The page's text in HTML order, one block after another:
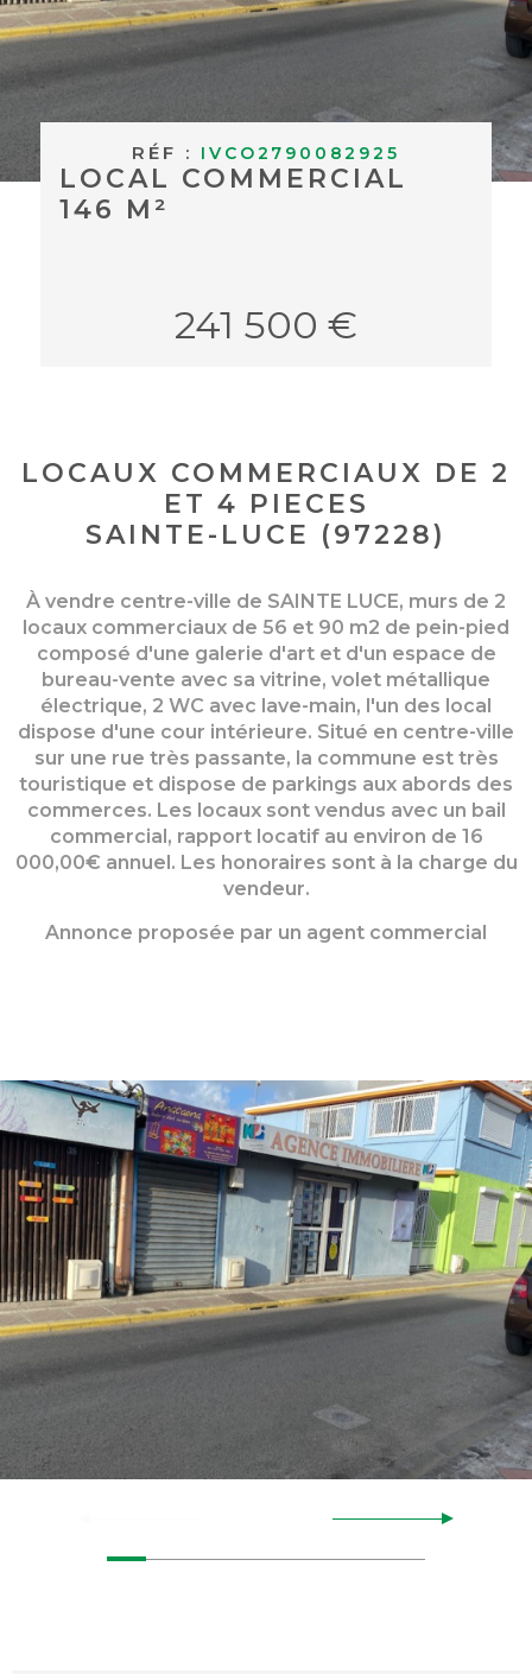
ACHETER À
ACTUALITÉS
RÉF : IVCO2790082925
LOCAL COMMERCIAL
146 M²
241 500 €
LOCAUX COMMERCIAUX DE 2
ET 4 PIECES
SAINTE-LUCE (97228)
À vendre centre-ville de SAINTE LUCE, murs de 2
locaux commerciaux de 56 et 90 m2 de pein-pied
composé d'une galerie d'art et d'un espace de
bureau-vente avec sa vitrine, volet métallique
électrique, 2 WC avec lave-main, l'un des local
dispose d'une cour intérieure. Situé en centre-ville
sur une rue très passante, la commune est très
touristique et dispose de parkings aux abords des
commerces. Les locaux sont vendus avec un bail
commercial, rapport locatif au environ de 16
000,00€ annuel. Les honoraires sont à la charge du
vendeur.
Annonce proposée par un agent commercial
BUDGET
Pièces
PIÈCES
SUPPLÉMENTAIRES